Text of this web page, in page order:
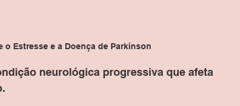
o Estresse e a Doença de Parkinson
neurológica progressiva que afeta